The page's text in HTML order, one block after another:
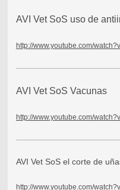
AVI Vet SoS uso de
http://www.youtube.com/
AVI Vet SoS Vacunas
http://www.youtube.com/
AVI Vet SoS el corte de
http://www.youtube.com/